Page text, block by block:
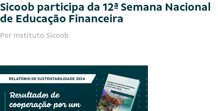
Sicoob participa da 12ª Semana Nacional
de Educação Financeira
Por Instituto Sicoob